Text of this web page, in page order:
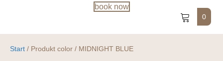
book now
0
Start / Produkt color / MIDNIGHT BLUE